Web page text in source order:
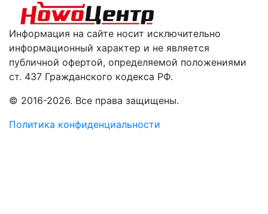
Информация на сайте носит исключительно
информационный характер и не является
публичной офертой, определяемой положениями
ст. 437 Гражданского кодекса РФ.
© 2016-2026. Все права защищены.
Политика конфиденциальности